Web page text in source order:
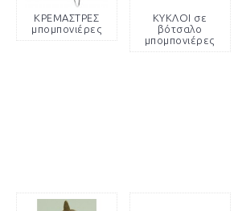
ΚΡΕΜΑΣΤΡΕΣ
μπομπονιέρες
ΚΥΚΛΟΙ σε
βότσαλο
μπομπονιέρες